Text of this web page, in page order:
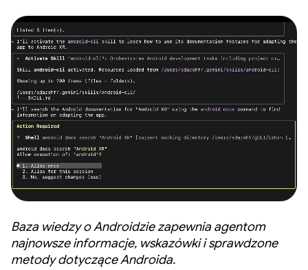
Baza wiedzy o Androidzie zapewnia agentom
najnowsze informacje, wskazówki i sprawdzone
metody dotyczące Androida.